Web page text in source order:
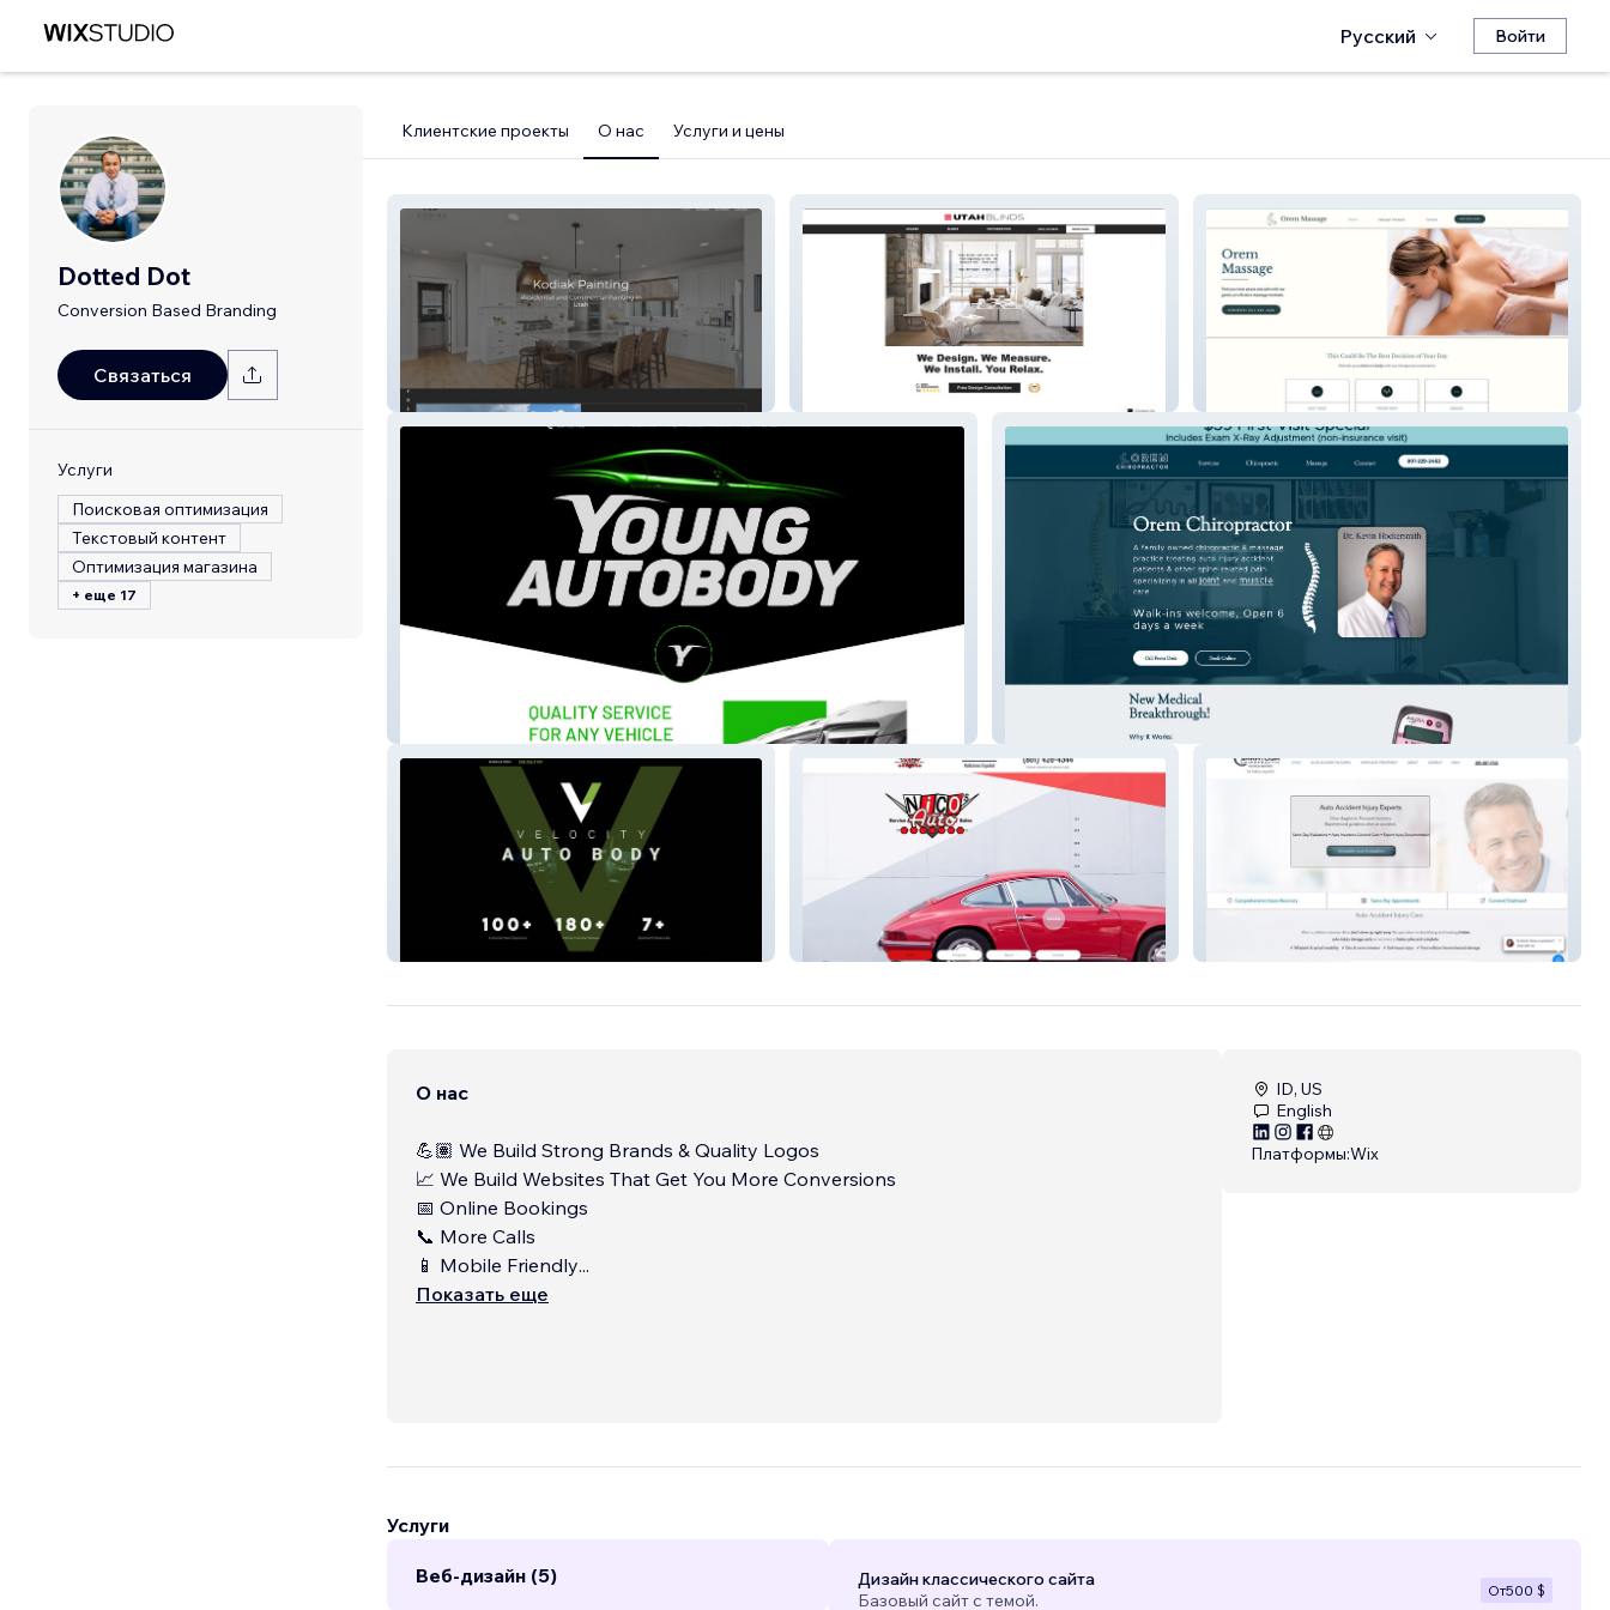
Русский Войти
Dotted Dot
Conversion Based Branding
Связаться
Услуги
Поисковая оптимизация
Текстовый контент
Оптимизация магазина
+ еще 17
Клиентские проекты О нас Услуги и цены
Kodiak Painting Orem Massage
Young Autobody
Nico's Auto Saratoga Chiro
О нас
💪🏽 We Build Strong Brands & Quality Logos
📈 We Build Websites That Get You More Conversions
📅 Online Bookings
📞 More Calls
📱 Mobile Friendly...
Показать еще
ID, US
English
Платформы:Wix
Услуги
Веб-дизайн (5)
Дизайн классического сайта
Базовый сайт с темой.
От500 $